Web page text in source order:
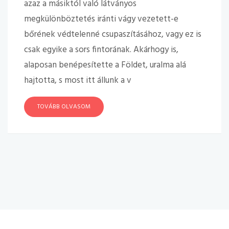
azaz a másiktól való látványos
megkülönböztetés iránti vágy vezetett-e
bőrének védtelenné csupaszításához, vagy ez is
csak egyike a sors fintorának. Akárhogy is,
alaposan benépesítette a Földet, uralma alá
hajtotta, s most itt állunk a v
TOVÁBB OLVASOM